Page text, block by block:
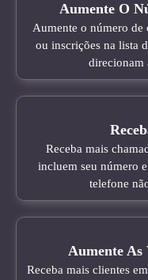
Aumente O
Aumente o número de
ou inscrições na lista
direcionam
Receba mais
incluem seu número
telefone
Aumente As
Receba mais clientes